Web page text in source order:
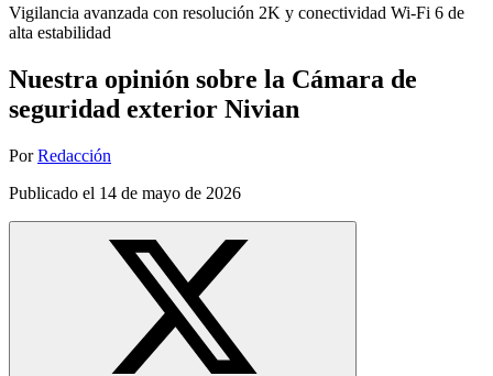
Vigilancia avanzada con resolución 2K y conectividad Wi-Fi 6 de
alta estabilidad
Nuestra opinión sobre la Cámara de
seguridad exterior Nivian
Por Redacción
Publicado el 14 de mayo de 2026